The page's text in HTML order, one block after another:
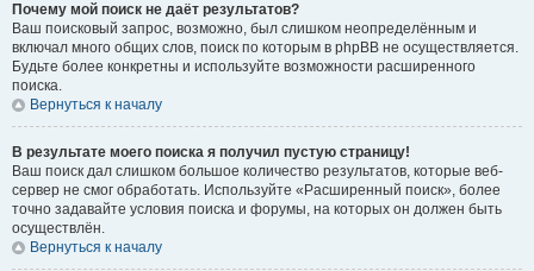
Почему мой поиск не даёт результатов?
Ваш поисковый запрос, возможно, был слишком неопределённым и
включал много общих слов, поиск по которым в phpBB не осуществляется.
Будьте более конкретны и используйте возможности расширенного
поиска.
Вернуться к началу
В результате моего поиска я получил пустую страницу!
Ваш поиск дал слишком большое количество результатов, которые веб-
сервер не смог обработать. Используйте «Расширенный поиск», более
точно задавайте условия поиска и форумы, на которых он должен быть
осуществлён.
Вернуться к началу